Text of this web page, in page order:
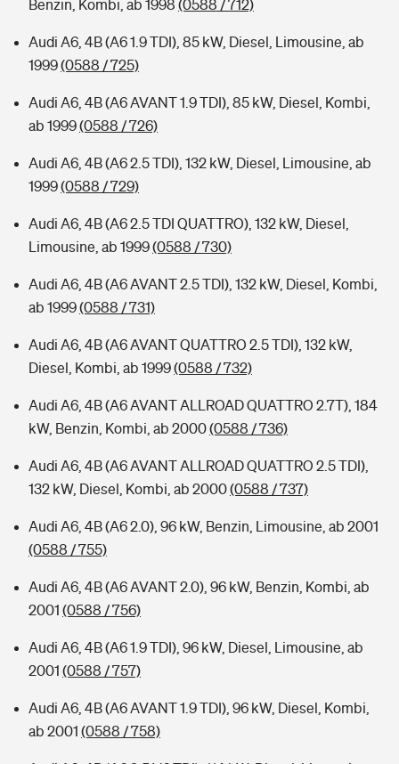
Benzin, Kombi, ab 1998 (0588 / 712)
Audi A6, 4B (A6 1.9 TDI), 85 kW, Diesel, Limousine, ab
1999(0588 / 725)
Audi A6, 4B (A6 AVANT 1.9 TDI), 85 kW, Diesel, Kombi,
ab 1999(0588 / 726)
Audi A6, 4B (A6 2.5 TDI), 132 kW, Diesel, Limousine, ab
1999(0588 / 729)
Audi A6, 4B (A6 2.5 TDI QUATTRO), 132 kW, Diesel,
Limousine, ab 1999(0588 / 730)
Audi A6, 4B (A6 AVANT 2.5 TDI), 132 kW, Diesel, Kombi,
ab 1999(0588 / 731)
Audi A6, 4B (A6 AVANT QUATTRO 2.5 TDI), 132 kW,
Diesel, Kombi, ab 1999(0588 / 732)
Audi A6, 4B (A6 AVANT ALLROAD QUATTRO 2.7T), 184
kW, Benzin, Kombi, ab 2000(0588 / 736)
Audi A6, 4B (A6 AVANT ALLROAD QUATTRO 2.5 TDI),
132 kW, Diesel, Kombi, ab 2000(0588 / 737)
Audi A6, 4B (A6 2.0), 96 kW, Benzin, Limousine, ab 2001
(0588 / 755)
Audi A6, 4B (A6 AVANT 2.0), 96 kW, Benzin, Kombi, ab
2001 (0588 / 756)
Audi A6, 4B (A6 1.9 TDI), 96 kW, Diesel, Limousine, ab
2001 (0588 / 757)
Audi A6, 4B (A6 AVANT 1.9 TDI), 96 kW, Diesel, Kombi,
ab 2001 (0588 / 758)